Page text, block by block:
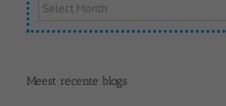
Zoek
Meest recente blogs